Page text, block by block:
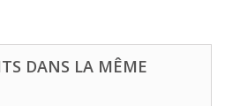
DANS LA MÊME